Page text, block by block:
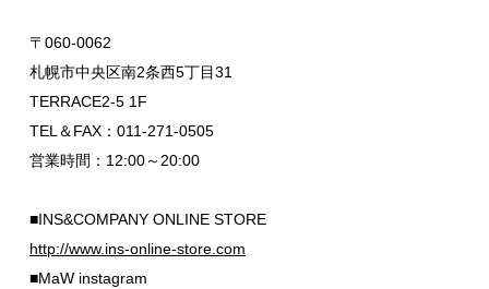
〒060-0062
札幌市中央区南2条西5丁目31
TERRACE2-5 1F
TEL＆FAX：011-271-0505
営業時間：12:00～20:00
■INS&COMPANY ONLINE STORE
http://www.ins-online-store.com
■MaW instagram